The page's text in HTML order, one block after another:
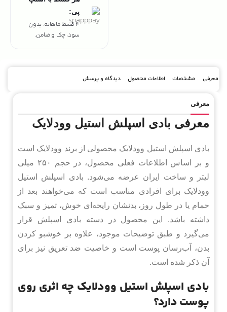
پی:
4 قسط ماهانه. بدون
سود، چک و ضامن.
معرفی مشخصات اطلاعات محصول دیدگاه و پرسش
معرفی
معرفی بادی اسپلش استیل وودلایک
بادی اسپلش استیل وودلایک محصولی از برند وودلایک است
و بر اساس اطلاعات فعلی محصول، در حجم ۲۵۰ میلی
لیتر و ساخت ایران عرضه می‌شود. بادی اسپلش استیل
وودلایک برای افرادی مناسب است که می‌خواهند بعد از
حمام یا در طول روز، بدنشان رایحه‌ای خوش، تمیز و سبک
داشته باشد. این محصول در دسته بادی اسپلش قرار
می‌گیرد و طبق توضیحات موجود، علاوه بر خوشبو کردن
بدن، آب‌رسان پوست است و خاصیت ضد تعریق نیز برای
آن ذکر شده است.
بادی اسپلش استیل وودلایک چه اثری روی
پوست دارد؟